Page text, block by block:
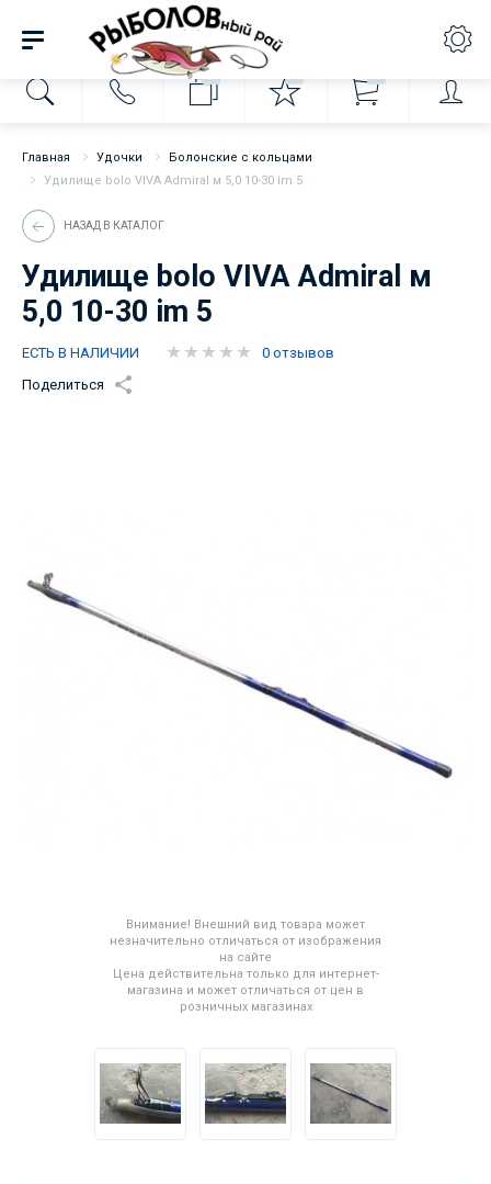
Главная Удочки
Болонские с кольцами
Удилище bolo VIVA Admiral м 5,0 10-30 im 5
НАЗАД В КАТАЛОГ
Удилище bolo VIVA Admiral м
5,0 10-30 im 5
ЕСТЬ В НАЛИЧИИ
0 отзывов
Поделиться
Внимание! Внешний вид товара может
незначительно отличаться от изображения
на сайте
Цена действительна только для интернет-
магазина и может отличаться от цен в
розничных магазинах